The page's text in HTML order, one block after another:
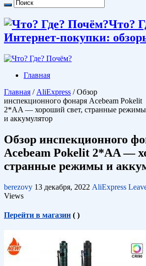
Что?
Интернет-покупки:
Главная
Главная / AliExpress / Обзор
инспекционного фонаря Acebeam Pokelit
2*AA — хороший свет, странные режимы
и аккумулятор
Обзор инспекционного
Acebeam Pokelit 2*AA —
странные режимы и
berezovy 13 декабря, 2022 AliExpress
Views
Перейти в магазин ( )